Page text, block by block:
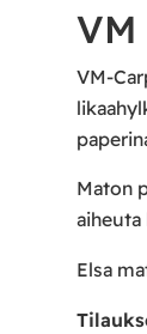
VM-
Maton
aiheuta
Elsa